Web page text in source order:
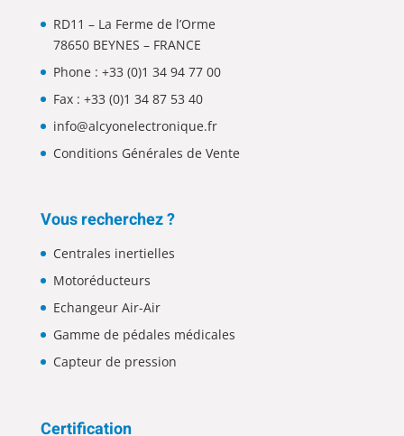
RD11 – La Ferme de l’Orme
78650 BEYNES – FRANCE
Phone : +33 (0)1 34 94 77 00
Fax : +33 (0)1 34 87 53 40
info@alcyonelectronique.fr
Conditions Générales de Vente
Vous recherchez ?
Centrales inertielles
Motoréducteurs
Echangeur Air-Air
Gamme de pédales médicales
Capteur de pression
Certification